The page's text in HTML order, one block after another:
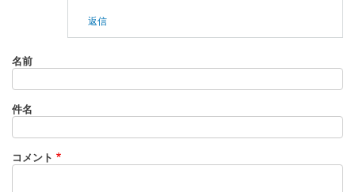
返信
名前
件名
コメント